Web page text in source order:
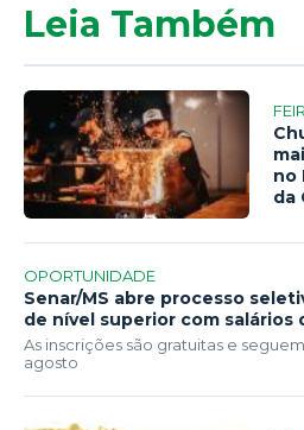
Leia Também
no
da
OPORTUNIDADE
Senar/MS abre processo
de nível superior com salários
As inscrições são gratuitas e
agosto